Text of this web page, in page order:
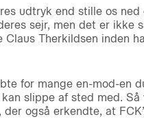
udtryk end stille os
sejr, men det er ikke
Therkildsen inden
for mange en-mod-en
slippe af sted med.
også erkendte, at